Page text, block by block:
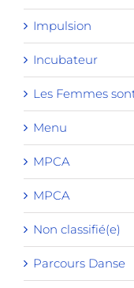
Impulsion
Incubateur
Les Femmes
Menu
MPCA
MPCA
Non classifié(e)
Parcours Danse